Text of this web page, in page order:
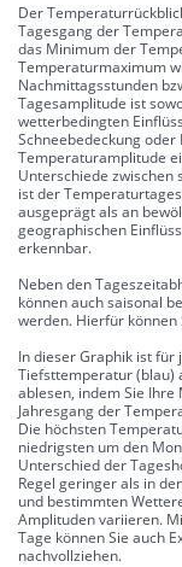
Der
Tagesgang der
das Minimum der
Temperaturmaximum
Nachmittagsstunden
Tagesamplitude ist
wetterbedingten
Schneebedeckung
Temperaturamplitude
Unterschiede zwischen
ist der
ausgeprägt als an
geographischen
erkennbar.
Neben den
können auch saisonal
werden. Hierfür können
In dieser Graphik ist für
Tiefsttemperatur (blau)
ablesen, indem Sie
Jahresgang der
Die höchsten
niedrigsten um den
Unterschied der
Regel geringer als in
und bestimmten
Amplituden variieren.
Tage können Sie auch
nachvollziehen.